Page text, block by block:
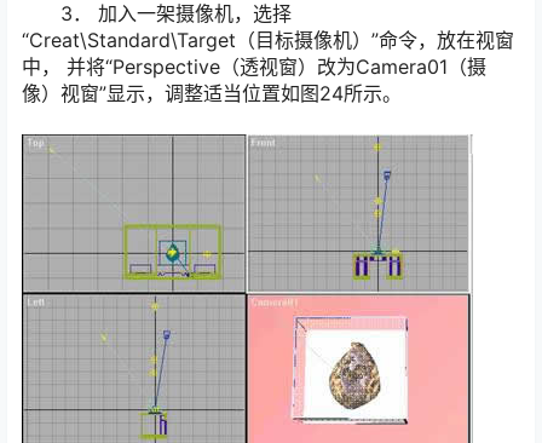
3． 加入一架摄像机，选择
“Creat\Standard\Target（目标摄像机）”命令，放在视窗
中， 并将“Perspective（透视窗）改为Camera01（摄
像）视窗”显示，调整适当位置如图24所示。